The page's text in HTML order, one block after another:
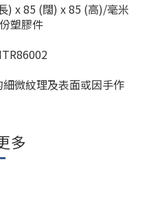
) x 85 (闊) x 85 (高)/毫米
塑膠件
微紋理及表面或因手作
多